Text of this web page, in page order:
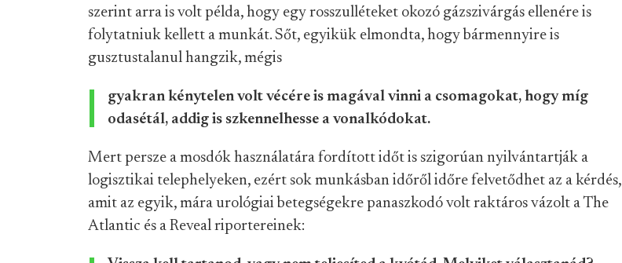
szerint arra is volt példa, hogy egy rosszulléteket okozó gázszivárgás ellenére is
folytatniuk kellett a munkát. Sőt, egyikük elmondta, hogy bármennyire is
gusztustalanul hangzik, mégis
gyakran kénytelen volt vécére is magával vinni a csomagokat, hogy míg
odasétál, addig is szkennelhesse a vonalkódokat.
Mert persze a mosdók használatára fordított időt is szigorúan nyilvántartják a
logisztikai telephelyeken, ezért sok munkásban időről időre felvetődhet az a kérdés,
amit az egyik, mára urológiai betegségekre panaszkodó volt raktáros vázolt a The
Atlantic és a Reveal riportereinek: